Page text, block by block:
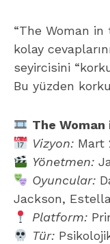
“The Woman in
kolay
seyircisini
Bu yüzden
The Woman
Vizyon:Mart
Yönetmen:
Oyuncular:
Jackson,
Platform:
Tür: